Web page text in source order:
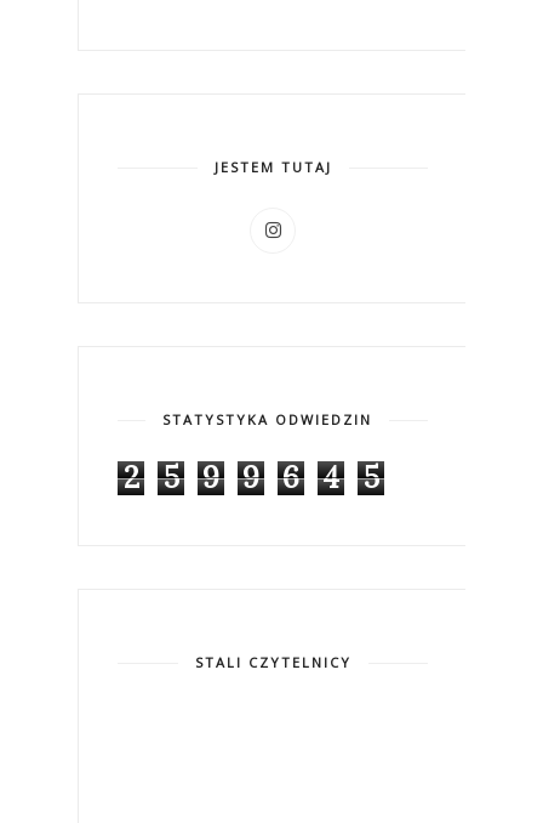
JESTEM TUTAJ
STATYSTYKA ODWIEDZIN
2 5 9 9 6 4 5
STALI CZYTELNICY